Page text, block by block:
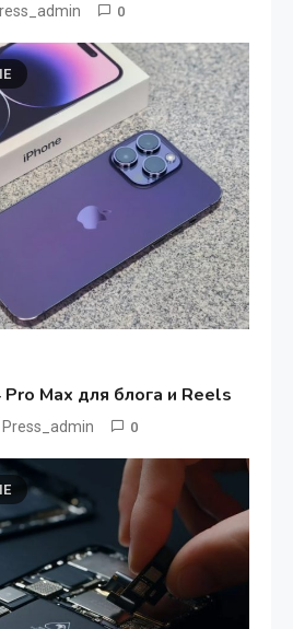
0
Max для блога и Reels
Press_admin 0